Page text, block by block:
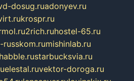
dosug.ruadonyev.ru
krospr.ru
2rich.ruhostel-65.ru
mishinlab.ru
habble.rustarbucksvia.ru
elestal.ruvektor-doroga.ru